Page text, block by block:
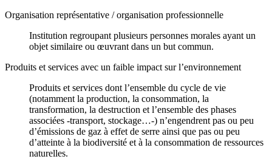
Organisation représentative / organisation professionnelle
Institution regroupant plusieurs personnes morales ayant un
objet similaire ou œuvrant dans un but commun.
Produits et services avec un faible impact sur l’environnement
Produits et services dont l’ensemble du cycle de vie
(notamment la production, la consommation, la
transformation, la destruction et l’ensemble des phases
associées -transport, stockage…-) n’engendrent pas ou peu
d’émissions de gaz à effet de serre ainsi que pas ou peu
d’atteinte à la biodiversité et à la consommation de ressources
naturelles.